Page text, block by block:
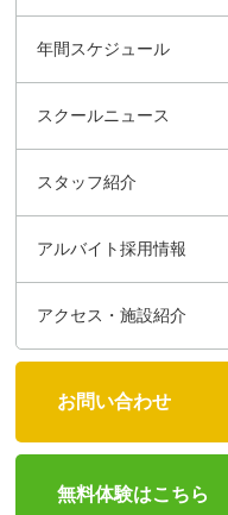
年間スケジュール
スクールニュース
スタッフ紹介
アルバイト採用情報
アクセス・施設紹介
お問い合わせ
無料体験はこちら